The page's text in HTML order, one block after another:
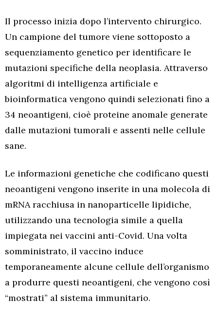
Il processo inizia dopo l’intervento chirurgico.
Un campione del tumore viene sottoposto a
sequenziamento genetico per identificare le
mutazioni specifiche della neoplasia. Attraverso
algoritmi di intelligenza artificiale e
bioinformatica vengono quindi selezionati fino a
34 neoantigeni, cioè proteine anomale generate
dalle mutazioni tumorali e assenti nelle cellule
sane.
Le informazioni genetiche che codificano questi
neoantigeni vengono inserite in una molecola di
mRNA racchiusa in nanoparticelle lipidiche,
utilizzando una tecnologia simile a quella
impiegata nei vaccini anti-Covid. Una volta
somministrato, il vaccino induce
temporaneamente alcune cellule dell’organismo
a produrre questi neoantigeni, che vengono così
“mostrati” al sistema immunitario.